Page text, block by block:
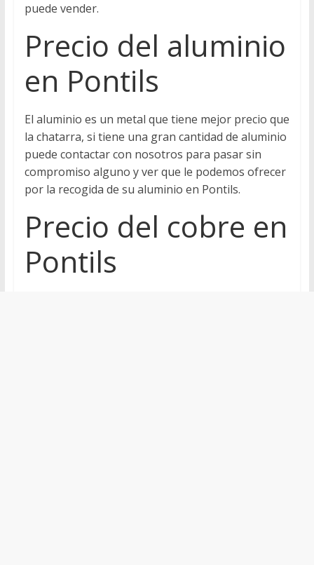
puede vender.
Precio del aluminio
en Pontils
El aluminio es un metal que tiene mejor precio que
la chatarra, si tiene una gran cantidad de aluminio
puede contactar con nosotros para pasar sin
compromiso alguno y ver que le podemos ofrecer
por la recogida de su aluminio en Pontils.
Precio del cobre en
Pontils